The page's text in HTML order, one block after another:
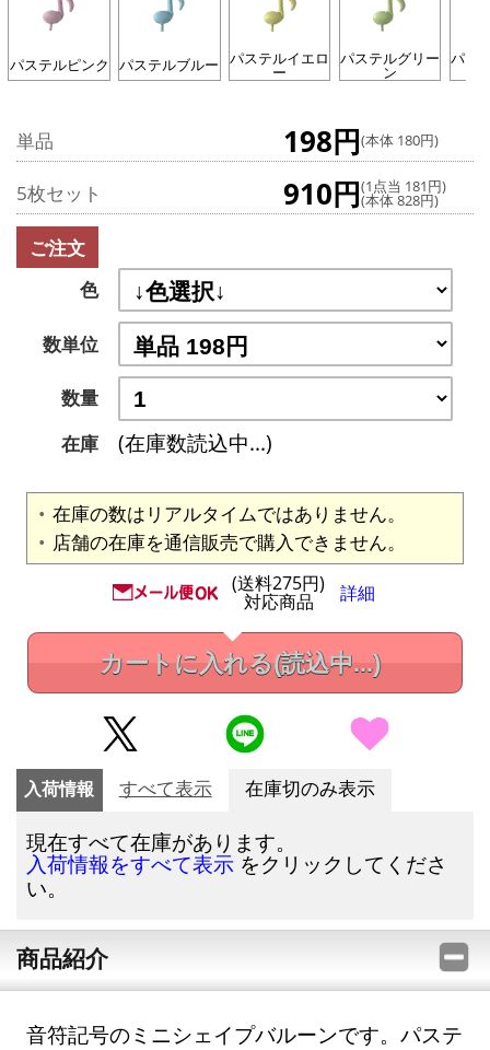
パステルピンク パステルブルー パステルイエロ
ー
パステルグリー
ン
パス
単品 198円(本体 180円)
5枚セット 910円(1点当 181円)
(本体 828円)
ご注文
色
数単位
数量
在庫
(在庫数読込中...)
在庫の数はリアルタイムではありません。
店舗の在庫を通信販売で購入できません。
(送料275円)
対応商品 詳細
カートに入れる(読込中...)
入荷情報 すべて表示 在庫切のみ表示
現在すべて在庫があります。
入荷情報をすべて表示 をクリックしてくださ
い。
商品紹介
音符記号のミニシェイプバルーンです。パステ